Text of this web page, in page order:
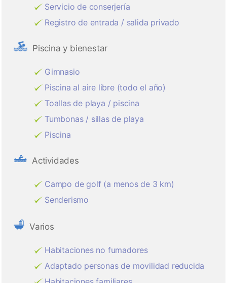
Servicio de conserjería
Registro de entrada / salida privado
Piscina y bienestar
Gimnasio
Piscina al aire libre (todo el año)
Toallas de playa / piscina
Tumbonas / sillas de playa
Piscina
Actividades
Campo de golf (a menos de 3 km)
Senderismo
Varios
Habitaciones no fumadores
Adaptado personas de movilidad reducida